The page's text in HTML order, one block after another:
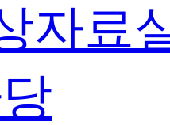
자료